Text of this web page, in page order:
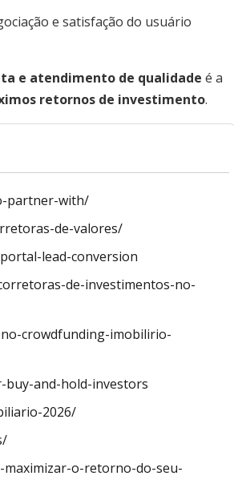
e satisfação do usuário
e atendimento de qualidade é a
retornos de investimento.
partner-with/
de-valores/
lead-conversion
de-investimentos-no-
crowdfunding-imobilirio-
and-hold-investors
2026/
o-retorno-do-seu-